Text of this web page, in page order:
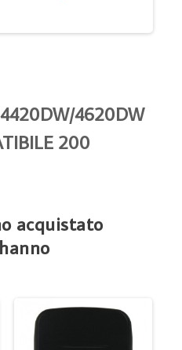
4620DW
200
acquistato